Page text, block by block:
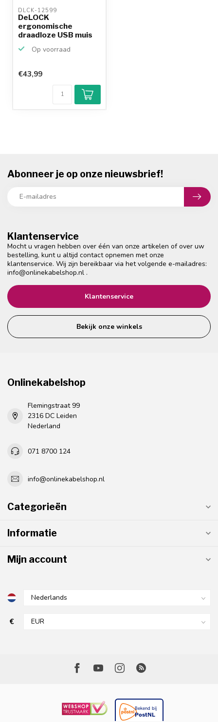
DLCK-12599
DeLOCK
ergonomische
draadloze USB muis
Op voorraad
€43,99
Klantenservice
Mocht u vragen hebben over één van onze artikelen of over uw
bestelling, kunt u altijd contact opnemen met onze
klantenservice. Wij zijn bereikbaar via het volgende e-mailadres:
info@onlinekabelshop.nl .
Klantenservice
Bekijk onze winkels
Abonneer je op onze nieuwsbrief!
Onlinekabelshop
Flemingstraat 99
2316 DC Leiden
Nederland
071 8700 124
info@onlinekabelshop.nl
Categorieën
Informatie
Mijn account
€